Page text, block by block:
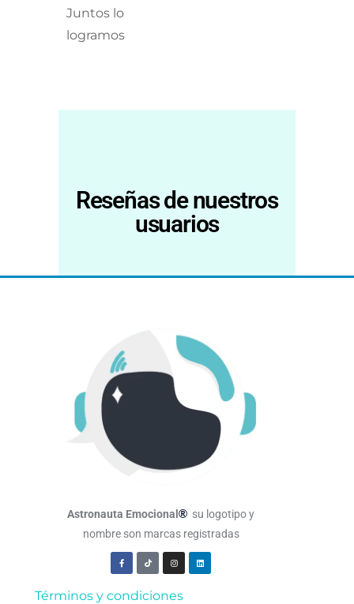
Juntos lo
logramos
Reseñas de nuestros
usuarios
Astronauta Emocional® su logotipo y
nombre son marcas registradas
Términos y condiciones